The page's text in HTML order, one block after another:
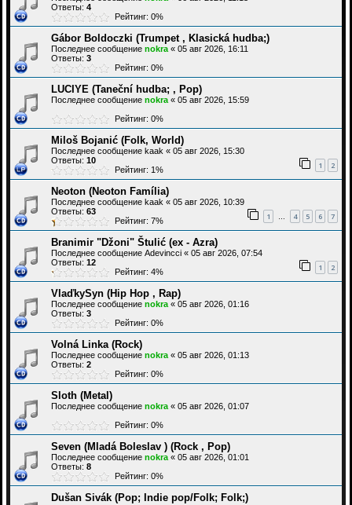
Ответы: 4
Рейтинг: 0%
Gábor Boldoczki (Trumpet , Klasická hudba;)
Последнее сообщение nokra « 05 авг 2026, 16:11
Ответы: 3
Рейтинг: 0%
LUCIYE (Taneční hudba; , Pop)
Последнее сообщение nokra « 05 авг 2026, 15:59
Рейтинг: 0%
Miloš Bojanić (Folk, World)
Последнее сообщение kaak « 05 авг 2026, 15:30
Ответы: 10 1 2
Рейтинг: 1%
Neoton (Neoton Família)
Последнее сообщение kaak « 05 авг 2026, 10:39
Ответы: 63 1 … 4 5 6 7
Рейтинг: 7%
Branimir "Džoni" Štulić (ex - Azra)
Последнее сообщение Adevincci « 05 авг 2026, 07:54
Ответы: 12 1 2
Рейтинг: 4%
VlaďkySyn (Hip Hop , Rap)
Последнее сообщение nokra « 05 авг 2026, 01:16
Ответы: 3
Рейтинг: 0%
Volná Linka (Rock)
Последнее сообщение nokra « 05 авг 2026, 01:13
Ответы: 2
Рейтинг: 0%
Sloth (Metal)
Последнее сообщение nokra « 05 авг 2026, 01:07
Рейтинг: 0%
Seven (Mladá Boleslav ) (Rock , Pop)
Последнее сообщение nokra « 05 авг 2026, 01:01
Ответы: 8
Рейтинг: 0%
Dušan Sivák (Pop; Indie pop/Folk; Folk;)